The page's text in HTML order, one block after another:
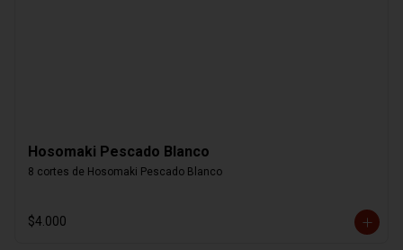
Hosomaki Pescado Blanco
8 cortes de Hosomaki Pescado Blanco
$4.000